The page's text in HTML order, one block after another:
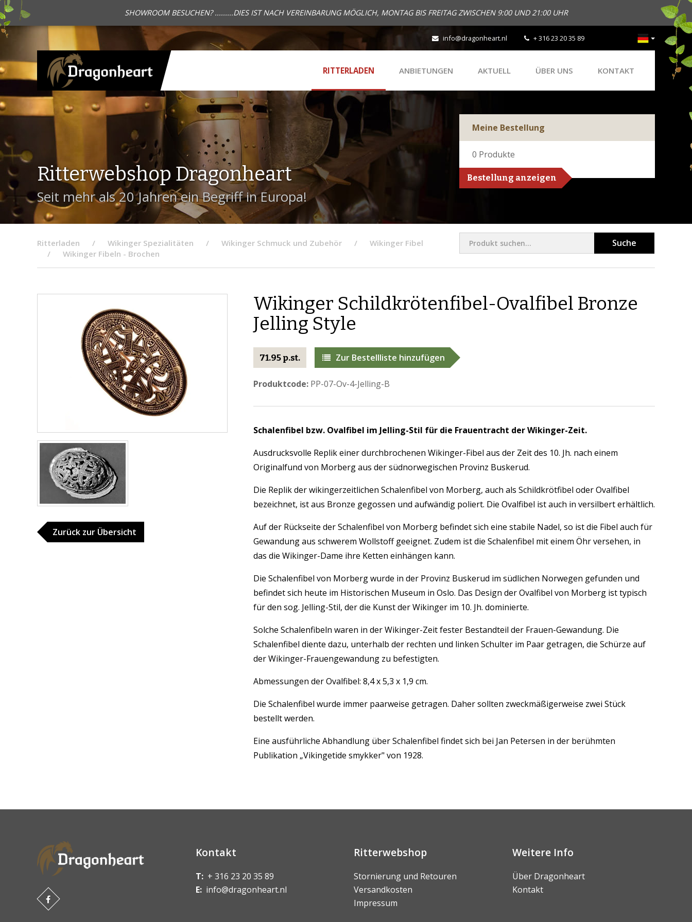
SHOWROOM BESUCHEN? .........DIES IST NACH VEREINBARUNG MÖGLICH, MONTAG BIS FREITAG ZWISCHEN 9:00 UND 21:00 UHR
info@dragonheart.nl + 316 23 20 35 89
RITTERLADEN ANBIETUNGEN AKTUELL ÜBER UNS KONTAKT
Ritterwebshop Dragonheart
Seit mehr als 20 Jahren ein Begriff in Europa!
Meine Bestellung
0 Produkte
Bestellung anzeigen
Ritterladen Wikinger Spezialitäten Wikinger Schmuck und Zubehör
Wikinger Fibel
Wikinger Fibeln - Brochen
Suche
Zurück zur Übersicht
Wikinger Schildkrötenfibel-Ovalfibel Bronze
Jelling Style
71.95 p.st. Zur Bestellliste hinzufügen
Produktcode:PP-07-Ov-4-Jelling-B
Schalenfibel bzw. Ovalfibel im Jelling-Stil für die Frauentracht der Wikinger-Zeit.
Ausdrucksvolle Replik einer durchbrochenen Wikinger-Fibel aus der Zeit des 10. Jh. nach einem
Originalfund von Morberg aus der südnorwegischen Provinz Buskerud.
Die Replik der wikingerzeitlichen Schalenfibel von Morberg, auch als Schildkrötfibel oder Ovalfibel
bezeichnet, ist aus Bronze gegossen und aufwändig poliert. Die Ovalfibel ist auch in versilbert erhältlich.
Auf der Rückseite der Schalenfibel von Morberg befindet sich eine stabile Nadel, so ist die Fibel auch für
Gewandung aus schwerem Wollstoff geeignet. Zudem ist die Schalenfibel mit einem Öhr versehen, in
das die Wikinger-Dame ihre Ketten einhängen kann.
Die Schalenfibel von Morberg wurde in der Provinz Buskerud im südlichen Norwegen gefunden und
befindet sich heute im Historischen Museum in Oslo. Das Design der Ovalfibel von Morberg ist typisch
für den sog. Jelling-Stil, der die Kunst der Wikinger im 10. Jh. dominierte.
Solche Schalenfibeln waren in der Wikinger-Zeit fester Bestandteil der Frauen-Gewandung. Die
Schalenfibel diente dazu, unterhalb der rechten und linken Schulter im Paar getragen, die Schürze auf
der Wikinger-Frauengewandung zu befestigten.
Abmessungen der Ovalfibel: 8,4 x 5,3 x 1,9 cm.
Die Schalenfibel wurde immer paarweise getragen. Daher sollten zweckmäßigerweise zwei Stück
bestellt werden.
Eine ausführliche Abhandlung über Schalenfibel findet sich bei Jan Petersen in der berühmten
Publikation „Vikingetide smykker" von 1928.
Kontakt
T: + 316 23 20 35 89
E: info@dragonheart.nl
Ritterwebshop
Stornierung und Retouren
Versandkosten
Impressum
Weitere Info
Über Dragonheart
Kontakt